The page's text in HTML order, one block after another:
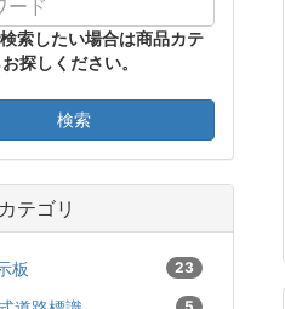
索したい場合は商品カテ
探しください。
検索
テゴリ
板 23